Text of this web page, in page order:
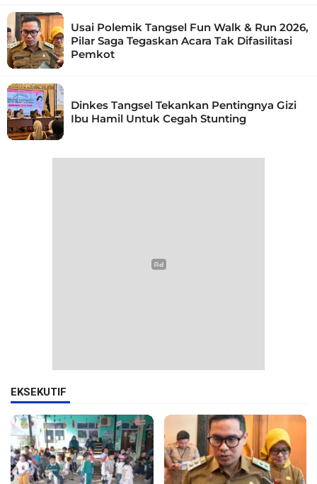
Usai Polemik Tangsel Fun Walk & Run 2026,
Pilar Saga Tegaskan Acara Tak Difasilitasi
Pemkot
Dinkes Tangsel Tekankan Pentingnya Gizi
Ibu Hamil Untuk Cegah Stunting
EKSEKUTIF